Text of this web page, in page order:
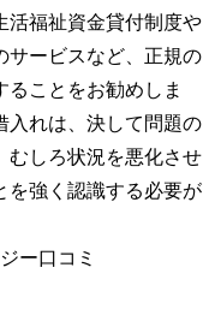
活福祉資金貸付制度や
サービスなど、正規の
ることをお勧めしま
入れは、決して問題の
むしろ状況を悪化させ
を強く認識する必要が
ー口コミ